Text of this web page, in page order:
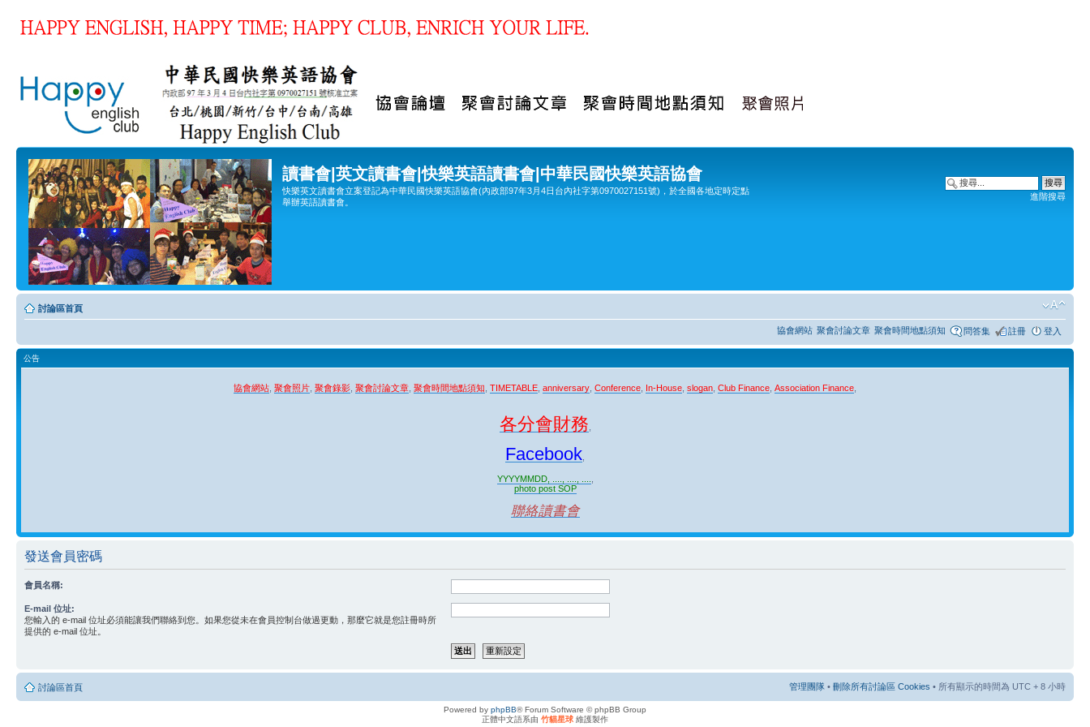
讀書會|英文讀書會|快樂英語讀書會|中華民國快樂英語協會
快樂英文讀書會立案登記為中華民國快樂英語協會(內政部97年3月4日台內社字第0970027151號)，於全國各地定時定點
舉辦英語讀書會。
進階搜尋
討論區首頁
協會網站 聚會討論文章 聚會時間地點須知 問答集 註冊 登入
公告
協會網站 聚會照片 聚會錄影 聚會討論文章 聚會時間地點須知 TIMETABLE anniversary Conference In-House slogan Club Finance Association Finance
各分會財務
Facebook
YYYYMMDD, ...., ...., ....
photo post SOP
聯絡讀書會
發送會員密碼
會員名稱:
E-mail 位址:
您輸入的 e-mail 位址必須能讓我們聯絡到您。如果您從未在會員控制台做過更動，那麼它就是您註冊時所
提供的 e-mail 位址。
討論區首頁 管理團隊 • 刪除所有討論區 Cookies • 所有顯示的時間為 UTC + 8 小時
Powered by phpBB® Forum Software © phpBB Group
正體中文語系由 竹貓星球 維護製作